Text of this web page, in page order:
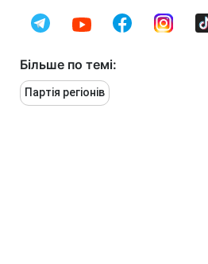
Більше по темі:
Партія регіонів